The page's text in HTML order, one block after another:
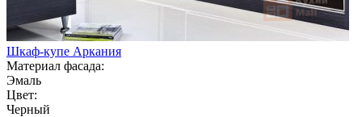
Шкаф-купе Аркания
Материал фасада:
Эмаль
Цвет:
Черный